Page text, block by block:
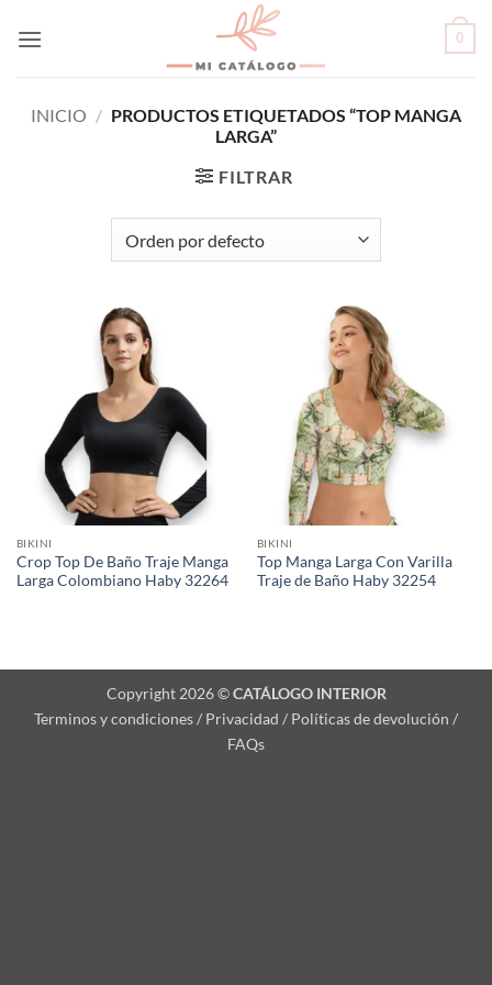
0
INICIO / PRODUCTOS ETIQUETADOS “TOP MANGA
LARGA”
FILTRAR
BIKINI
Crop Top De Baño Traje Manga
Larga Colombiano Haby 32264
BIKINI
Top Manga Larga Con Varilla
Traje de Baño Haby 32254
Copyright 2026 ©CATÁLOGO INTERIOR
Terminos y condiciones / Privacidad / Políticas de devolución /
FAQs